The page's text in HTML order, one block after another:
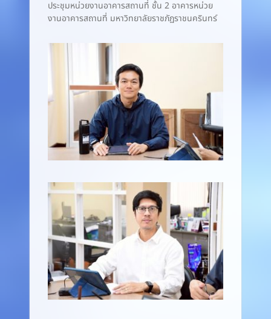
ประชุมหน่วยงานอาคารสถานที่ ชั้น 2 อาคารหน่วย
งานอาคารสถานที่ มหาวิทยาลัยราชภัฏราชนครินทร์